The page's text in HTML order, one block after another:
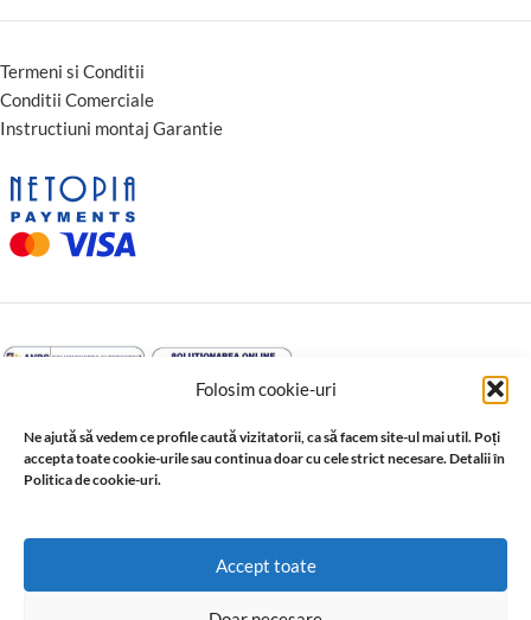
Folosim cookie-uri
Ne ajută să vedem ce profile caută vizitatorii, ca să facem site-ul mai util. Poți
accepta toate cookie-urile sau continua doar cu cele strict necesare. Detalii în
Politica de cookie-uri.
Accept toate
Termeni si Conditii
Conditii Comerciale
Instructiuni montaj Garantie
© 2026 Profil Expert. Toate drepturile rezervate. Conținutul acestui
site, inclusiv textele, fotografiile, grafica, documentația și